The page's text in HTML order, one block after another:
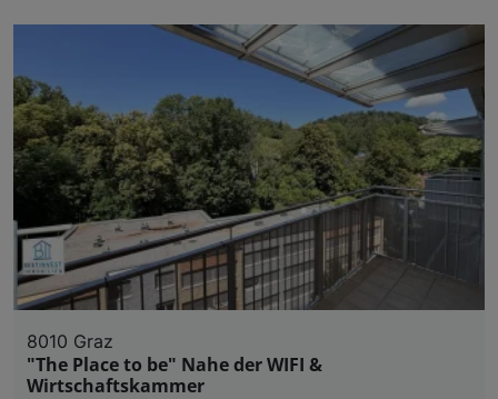
8010 Graz
"The Place to be" Nahe der WIFI &
Wirtschaftskammer